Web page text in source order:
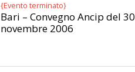
{Evento terminato}
Bari – Convegno Ancip del 30
novembre 2006